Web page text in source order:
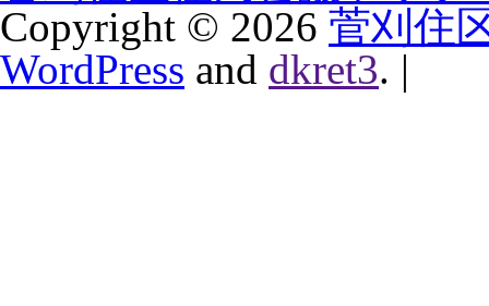
Copyright © 2026 菅刈住
WordPress and dkret3. |